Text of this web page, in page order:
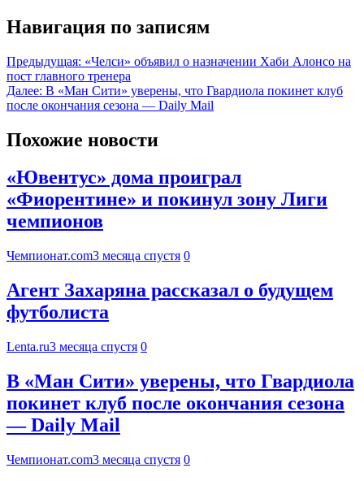
Навигация по записям
Предыдущая: «Челси» объявил о назначении Хаби Алонсо на
пост главного тренера
Далее: В «Ман Сити» уверены, что Гвардиола покинет клуб
после окончания сезона — Daily Mail
Похожие новости
«Ювентус» дома проиграл
«Фиорентине» и покинул зону Лиги
чемпионов
Чемпионат.com3 месяца спустя 0
Агент Захаряна рассказал о будущем
футболиста
Lenta.ru3 месяца спустя 0
В «Ман Сити» уверены, что Гвардиола
покинет клуб после окончания сезона
— Daily Mail
Чемпионат.com3 месяца спустя 0